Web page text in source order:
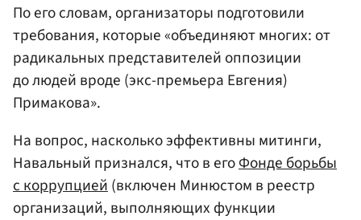
По его словам, организаторы подготовили
требования, которые «объединяют многих: от
радикальных представителей оппозиции
до людей вроде (экс-премьера Евгения)
Примакова».
На вопрос, насколько эффективны митинги,
Навальный признался, что в егоФонде борьбы
с коррупцией(включен Минюстом в реестр
организаций, выполняющих функции